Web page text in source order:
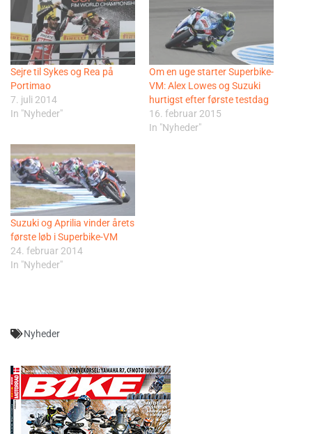
Sejre til Sykes og Rea på
Portimao
7. juli 2014
In "Nyheder"
Om en uge starter Superbike-
VM: Alex Lowes og Suzuki
hurtigst efter første testdag
16. februar 2015
In "Nyheder"
Suzuki og Aprilia vinder årets
første løb i Superbike-VM
24. februar 2014
In "Nyheder"
Nyheder